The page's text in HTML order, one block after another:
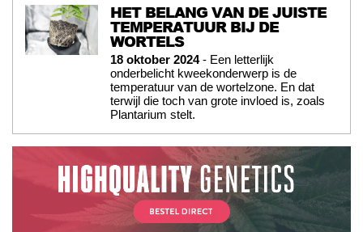
HET BELANG VAN DE JUISTE
TEMPERATUUR BIJ DE
WORTELS
18 oktober 2024- Een letterlijk
onderbelicht kweekonderwerp is de
temperatuur van de wortelzone. En dat
terwijl die toch van grote invloed is, zoals
Plantarium stelt.